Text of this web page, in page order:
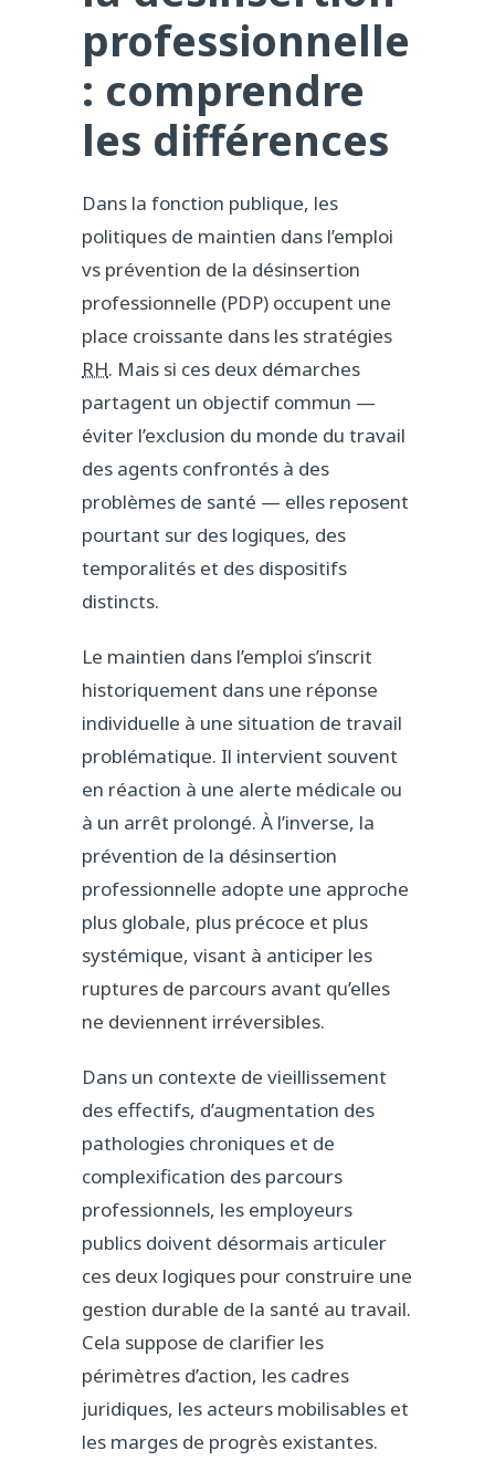
professionnelle
: comprendre
les différences
Dans la fonction publique, les
politiques de maintien dans l’emploi
vs prévention de la désinsertion
professionnelle (PDP) occupent une
place croissante dans les stratégies
RH. Mais si ces deux démarches
partagent un objectif commun —
éviter l’exclusion du monde du travail
des agents confrontés à des
problèmes de santé — elles reposent
pourtant sur des logiques, des
temporalités et des dispositifs
distincts.
Le maintien dans l’emploi s’inscrit
historiquement dans une réponse
individuelle à une situation de travail
problématique. Il intervient souvent
en réaction à une alerte médicale ou
à un arrêt prolongé. À l’inverse, la
prévention de la désinsertion
professionnelle adopte une approche
plus globale, plus précoce et plus
systémique, visant à anticiper les
ruptures de parcours avant qu’elles
ne deviennent irréversibles.
Dans un contexte de vieillissement
des effectifs, d’augmentation des
pathologies chroniques et de
complexification des parcours
professionnels, les employeurs
publics doivent désormais articuler
ces deux logiques pour construire une
gestion durable de la santé au travail.
Cela suppose de clarifier les
périmètres d’action, les cadres
juridiques, les acteurs mobilisables et
les marges de progrès existantes.